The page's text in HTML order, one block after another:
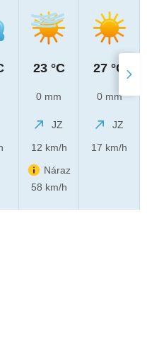
23 °C
0 mm
JZ
12 km/h
Náraz
58 km/h
27 °C
0 mm
JZ
17 km/h